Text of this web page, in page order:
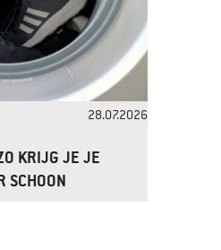
28.07.2026
KRIJG JE JE
SCHOON